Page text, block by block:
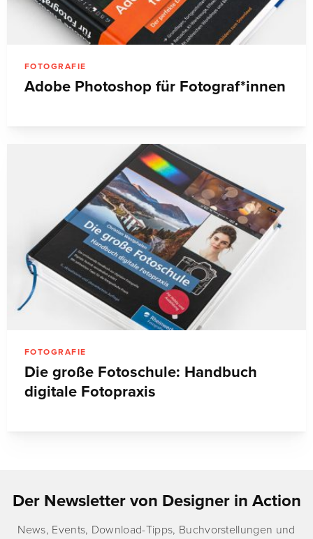
FOTOGRAFIE
Adobe Photoshop für Fotograf*innen
FOTOGRAFIE
Die große Fotoschule: Handbuch
digitale Fotopraxis
Der Newsletter von Designer in Action
News, Events, Download-Tipps, Buchvorstellungen und